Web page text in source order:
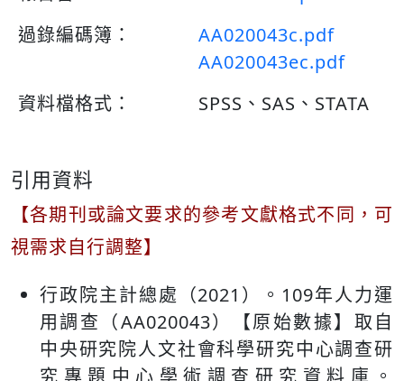
過錄編碼簿：
AA020043c.pdf
AA020043ec.pdf
資料檔格式：
SPSS、SAS、STATA
引用資料
【各期刊或論文要求的參考文獻格式不同，可
視需求自行調整】
行政院主計總處（2021）。109年人力運
用調查（AA020043）【原始數據】取自
中央研究院人文社會科學研究中心調查研
究專題中心學術調查研究資料庫。